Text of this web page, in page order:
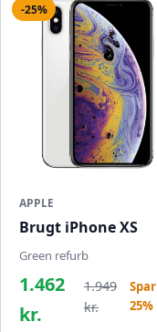
-25%
APPLE
Brugt iPhone XS
Green refurb
1.462
kr.
1.949
kr.
Spar
25%